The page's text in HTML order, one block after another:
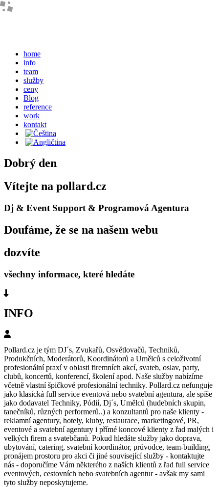
home
info
team
služby
ceny
Blog
reference
work
kontakt
Dobrý den
Vítejte na pollard.cz
Dj & Event Support & Programová Agentura
Doufáme, že se na našem webu
dozvíte
všechny informace, které hledáte
INFO
Pollard.cz je tým DJ´s, Zvukařů, Osvětlovačů, Techniků,
Produkčních, Moderátorů, Koordinátorů a Umělců s celoživotní
profesionální praxí v oblasti firemních akcí, svateb, oslav, party,
clubů, koncertů, konferencí, školení apod. Naše služby nabízíme
včetně vlastní špičkové profesionální techniky. Pollard.cz nefunguje
jako klasická full service eventová nebo svatební agentura, ale spíše
jako dodavatel Techniky, Pódií, Dj´s, Umělců (hudebních skupin,
tanečníků, různých performerů..) a konzultantů pro naše klienty -
reklamní agentury, hotely, kluby, restaurace, marketingové, PR,
eventové a svatební agentury i přímé koncové klienty z řad malých i
velkých firem a svatebčanů. Pokud hledáte služby jako doprava,
ubytování, catering, svatební koordinátor, průvodce, team-building,
pronájem prostoru pro akci či jiné související služby - kontaktujte
nás - doporučíme Vám některého z naších klientů z řad full service
eventových, cestovních nebo svatebních agentur - avšak my sami
tyto služby neposkytujeme.